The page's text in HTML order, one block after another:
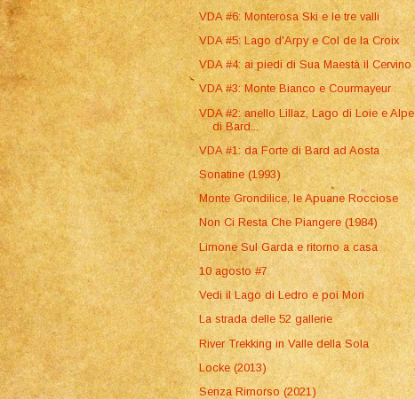
VDA #6: Monterosa Ski e le tre valli
VDA #5: Lago d'Arpy e Col de la Croix
VDA #4: ai piedi di Sua Maestà il Cervino
VDA #3: Monte Bianco e Courmayeur
VDA #2: anello Lillaz, Lago di Loie e Alpe
di Bard...
VDA #1: da Forte di Bard ad Aosta
Sonatine (1993)
Monte Grondilice, le Apuane Rocciose
Non Ci Resta Che Piangere (1984)
Limone Sul Garda e ritorno a casa
10 agosto #7
Vedi il Lago di Ledro e poi Mori
La strada delle 52 gallerie
River Trekking in Valle della Sola
Locke (2013)
Senza Rimorso (2021)